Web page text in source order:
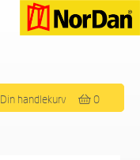
Din handlekurv 0